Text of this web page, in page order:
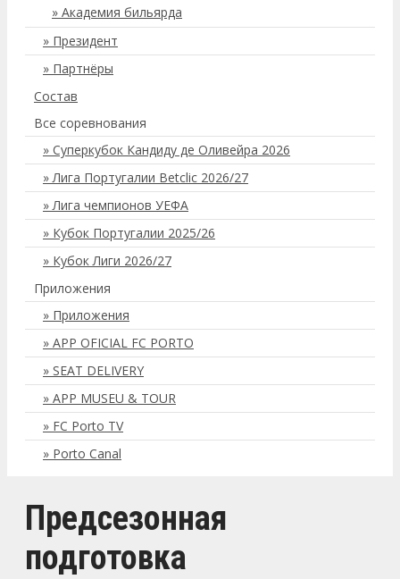
Академия бильярда
Президент
Партнёры
Состав
Все соревнования
Суперкубок Кандиду де Оливейра 2026
Лига Португалии Betclic 2026/27
Лига чемпионов УЕФА
Кубок Португалии 2025/26
Кубок Лиги 2026/27
Приложения
Приложения
APP OFICIAL FC PORTO
SEAT DELIVERY
APP MUSEU & TOUR
FC Porto TV
Porto Canal
Предсезонная
подготовка